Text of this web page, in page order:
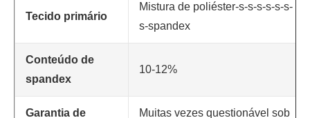
Tecido primário
Mistura de poliéster-s-s-s-s-s-s-
s-spandex
Conteúdo de
spandex
10-12%
Garantia de
Muitas vezes questionável sob